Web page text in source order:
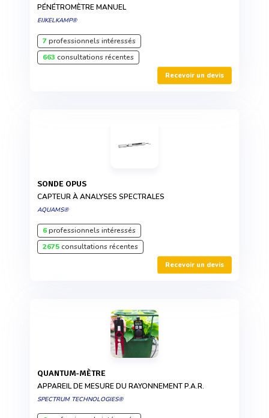
PÉNÉTROMÈTRE MANUEL
EIJKELKAMP®
7professionnels intéressés
663 consultations récentes
Recevoir un devis
SONDE OPUS
CAPTEUR À ANALYSES SPECTRALES
AQUAMS®
6professionnels intéressés
2675consultations récentes
Recevoir un devis
QUANTUM-MÈTRE
APPAREIL DE MESURE DU RAYONNEMENT P.A.R.
SPECTRUM TECHNOLOGIES®